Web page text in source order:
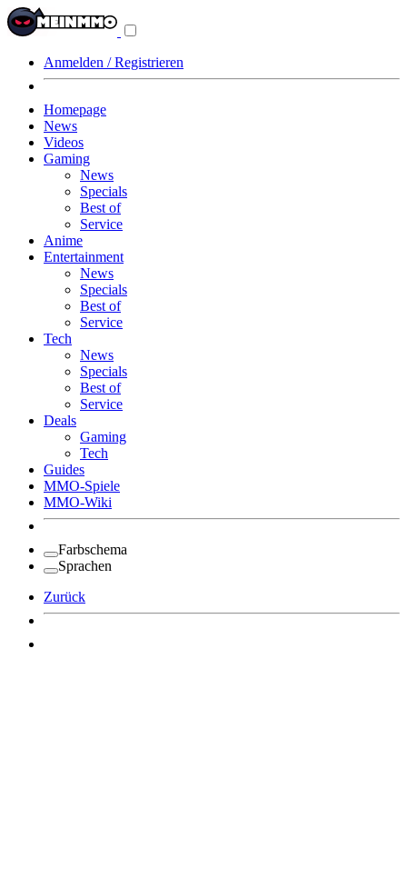
Anmelden / Registrieren
Homepage
News
Videos
Gaming
News
Specials
Best of
Service
Anime
Entertainment
News
Specials
Best of
Service
Tech
News
Specials
Best of
Service
Deals
Gaming
Tech
Guides
MMO-Spiele
MMO-Wiki
Farbschema
Sprachen
Zurück